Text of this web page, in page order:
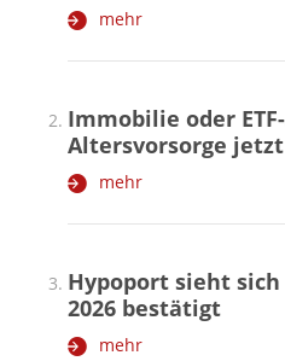
mehr
Immobilie oder
Altersvorsorge
mehr
Hypoport sieht
2026 bestätigt
mehr